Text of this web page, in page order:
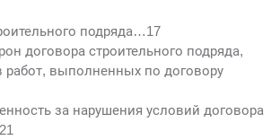
подряда…17
договора строительного подряда,
работ, выполненных по договору
за нарушения условий договора